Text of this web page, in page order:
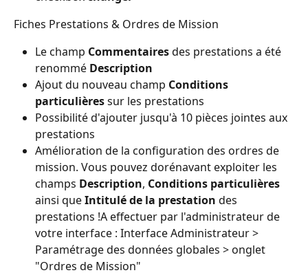
Fiches Prestations & Ordres de Mission
Le champ Commentaires des prestations a été
renommé Description
Ajout du nouveau champ Conditions
particulières sur les prestations
Possibilité d'ajouter jusqu'à 10 pièces jointes aux
prestations
Amélioration de la configuration des ordres de
mission. Vous pouvez dorénavant exploiter les
champs Description, Conditions particulières
ainsi que Intitulé de la prestation des
prestations !A effectuer par l'administrateur de
votre interface : Interface Administrateur >
Paramétrage des données globales > onglet
"Ordres de Mission"